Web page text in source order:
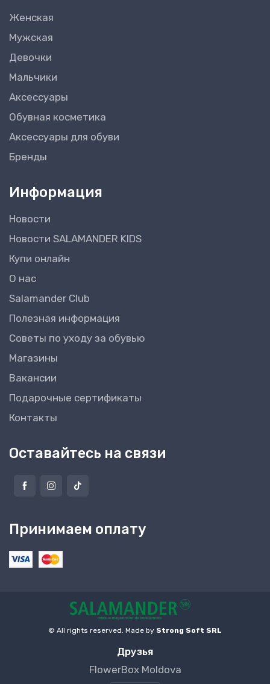
Женская
Мужская
Девочки
Мальчики
Аксессуары
Обувная косметика
Аксессуары для обуви
Бренды
Информация
Новости
Новости SALAMANDER KIDS
Купи онлайн
О нас
Salamander Club
Полезная информация
Советы по уходу за обувью
Магазины
Вакансии
Подарочные сертификаты
Контакты
Оставайтесь на связи
Принимаем оплату
© All rights reserved. Made by Strong Soft SRL
Друзья
FlowerBox Moldova